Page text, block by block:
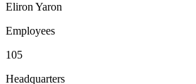
Eliron Yaron
Employees
105
Headquarters